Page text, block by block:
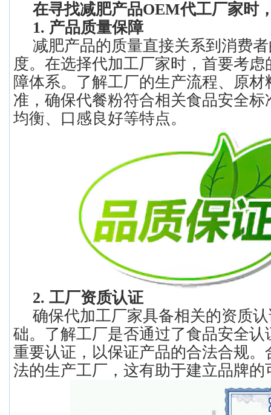
在寻找减肥产品OEM代工厂家时
1. 产品质量保障
减肥产品的质量直接关系到消费
度。在选择代加工厂家时，首要考
障体系。了解工厂的生产流程、原
准，确保代餐粉符合相关食品安全
均衡、口感良好等特点。
2. 工厂资质认证
确保代加工厂家具备相关的资质
础。了解工厂是否通过了食品安全认
重要认证，以保证产品的合法合规。
法的生产工厂，这有助于建立品牌的